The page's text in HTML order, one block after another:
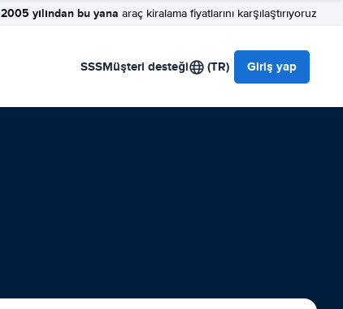
2005 yılından bu yana araç kiralama fiyatlarını karşılaştırıyoruz
SSSMüşteri desteği (TR) Giriş yap